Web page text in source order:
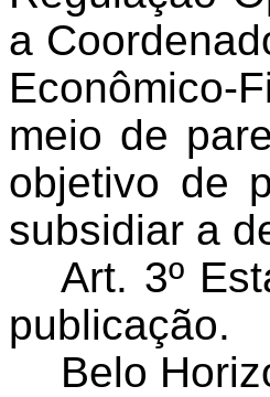
a
meio de
objetivo de
subsidiar a
Art. 3º
publicação.
Belo